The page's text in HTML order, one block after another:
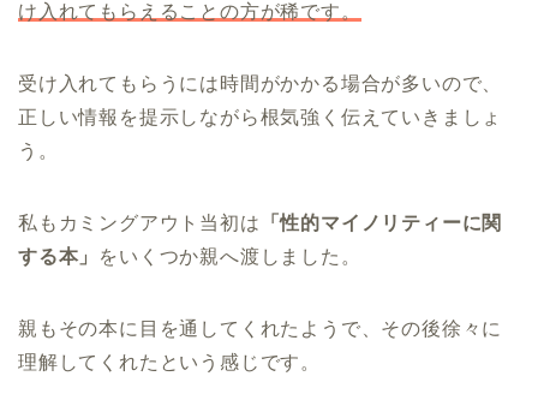
け入れてもらえることの方が稀です。
受け入れてもらうには時間がかかる場合が多いので、
正しい情報を提示しながら根気強く伝えていきましょ
う。
私もカミングアウト当初は 「性的マイノリティーに関
する本」
をいくつか親へ渡しました。
親もその本に目を通してくれたようで、その後徐々に
理解してくれたという感じです。